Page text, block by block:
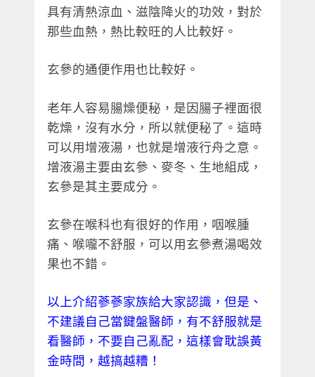
具有清熱涼血、滋陰降火的功效，對於
那些血熱，熱比較旺的人比較好。
玄參的通便作用也比較好。
老年人容易腸燥便秘，是因腸子裡面很
乾燥，沒有水分，所以就便秘了。這時
可以用增液湯，也就是增液行舟之意。
增液湯主要由玄參、麥冬、生地組成，
玄參是其主要成分。
玄參在喉科也有很好的作用，咽喉腫
痛、喉嚨不舒服，可以用玄參煮湯喝效
果也不錯。
以上介紹蔘蔘家族給大家認識，但是、
不建議自己當鍵盤醫師，有不舒服就是
看醫師，不要自己亂配，這樣會耽誤黃
金時間，越搞越糟！